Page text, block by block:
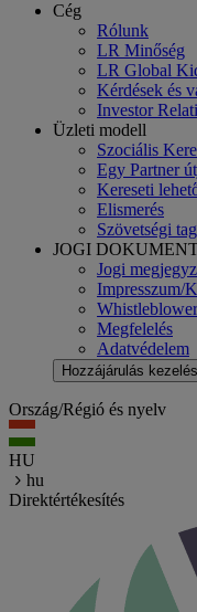
Cég
Rólunk
LR Minőség
LR Global
Kérdések és
Investor
Üzleti modell
Szociális
Egy Partner
Kereseti
Elismerés
Szövetségi
JOGI
Jogi
Impresszum/
Megfelelés
Adatvédelem
Hozzájárulás
Ország/Régió és nyelv
HU
hu
Direktértékesítés